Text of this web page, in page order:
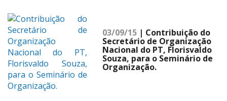
03/09/15 | Contribuição do
Secretário de Organização
Nacional do PT, Florisvaldo
Souza, para o Seminário de
Organização.